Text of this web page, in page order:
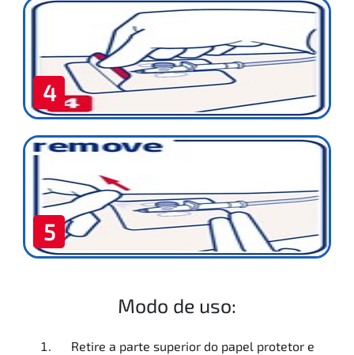
4
5
Modo de uso:
Retire a parte superior do papel protetor e